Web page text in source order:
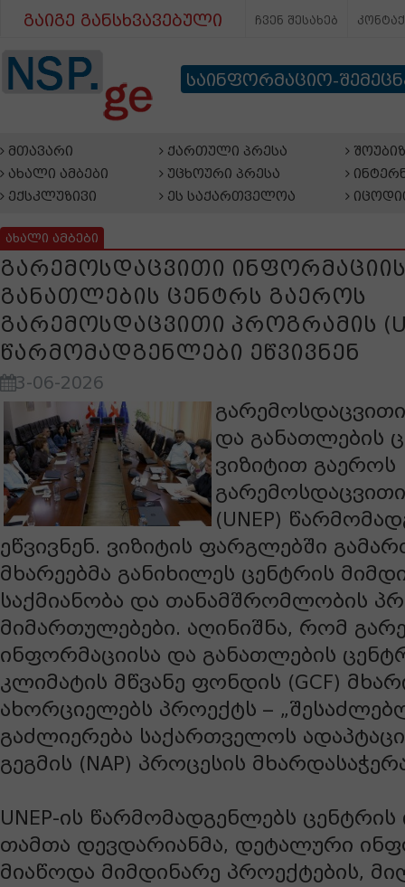
გაიგე განსხვავებული ჩვენ შესახებ
საინფორმაციო-
მთავარი
ახალი ამბები
ექსკლუზივი
ქართული პრესა
უცხოური პრესა
ეს საქართველოა
ახალი ამბები
გარემოსდაცვითი
განათლების ცენტრს გაეროს
გარემოსდაცვითი პროგრამის
წარმომადგენლები ეწვივნენ
3-06-2026
და განათლების
ვიზიტით გაეროს
(UNEP)
ეწვივნენ. ვიზიტის ფარგლებში
მხარეებმა განიხილეს ცენტრის
საქმიანობა და თანამშრომლობის
მიმართულებები. აღინიშნა, რომ
ინფორმაციისა და განათლების
კლიმატის მწვანე ფონდის (GCF)
ახორციელებს პროექტს –
გაძლიერება საქართველოს
გეგმის (NAP) პროცესის
UNEP-ის წარმომადგენლებს
თამთა დევდარიანმა, დეტალური
მიაწოდა მიმდინარე პროექტების,